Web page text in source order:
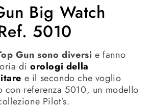
Big Watch
5010
Gun sono diversi e fanno
di orologi della
e il secondo che voglio
con referenza 5010, un modello
Pilot’s.